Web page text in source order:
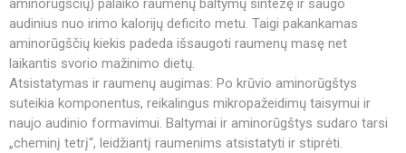
audinius nuo irimo kalorijų deficito metu. Taigi pakankamas
aminorūgščių kiekis padeda išsaugoti raumenų masę net
laikantis svorio mažinimo dietų.
Atsistatymas ir raumenų augimas: Po krūvio aminorūgštys
suteikia komponentus, reikalingus mikropažeidimų taisymui ir
naujo audinio formavimui. Baltymai ir aminorūgštys sudaro tarsi
„cheminį tetrį“, leidžiantį raumenims atsistatyti ir stiprėti.